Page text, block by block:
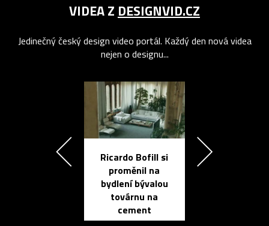
VIDEA Z DESIGNVID.CZ
Jedinečný český design video portál. Každý den nová videa
nejen o designu...
Ricardo Bofill si
proměnil na
bydlení bývalou
továrnu na
cement